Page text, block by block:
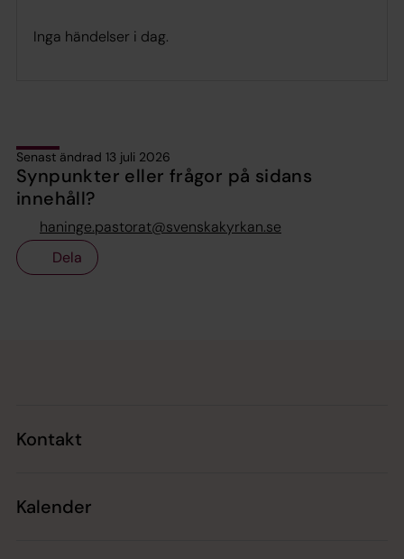
Inga händelser i dag.
Senast ändrad 13 juli 2026
Synpunkter eller frågor på sidans
innehåll?
haninge.pastorat@svenskakyrkan.se
Dela
Kontakt
Kalender